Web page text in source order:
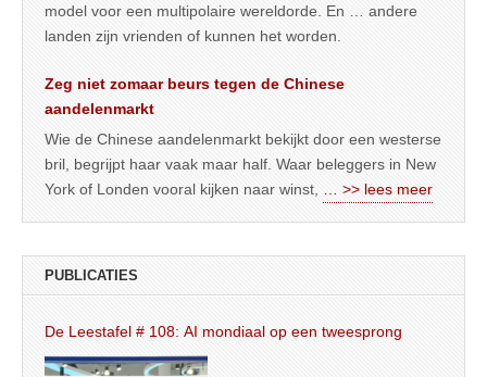
model voor een multipolaire wereldorde. En … andere
landen zijn vrienden of kunnen het worden.
Zeg niet zomaar beurs tegen de Chinese
aandelenmarkt
Wie de Chinese aandelenmarkt bekijkt door een westerse
bril, begrijpt haar vaak maar half. Waar beleggers in New
York of Londen vooral kijken naar winst,
… >> lees meer
PUBLICATIES
De Leestafel # 108: AI mondiaal op een tweesprong